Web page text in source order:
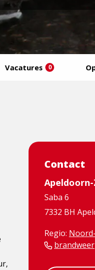
Vacatures 0
Contact
Apeldoorn-
Saba 6
7332 BH
Regio: